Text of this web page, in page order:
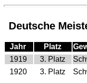
Deutsche
Jahr Platz
1919
3. Platz
1920
3. Platz